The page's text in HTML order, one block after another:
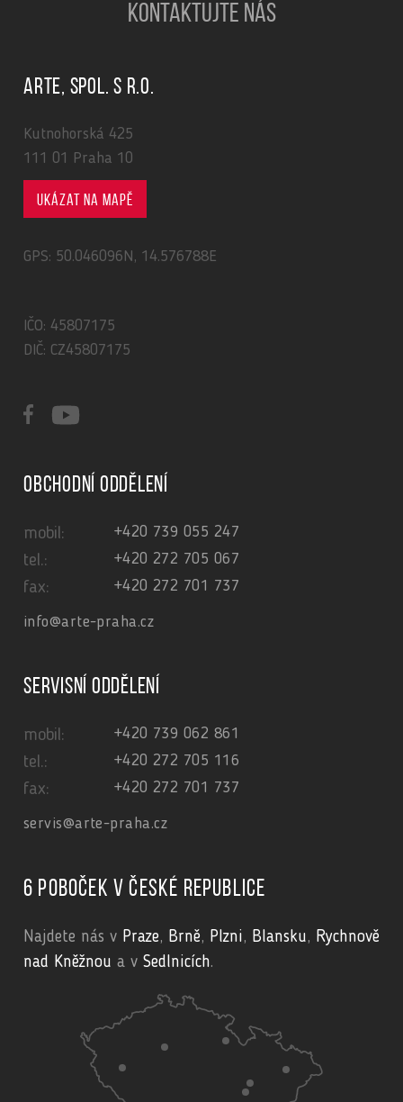
KONTAKTUJTE NÁS
ARTE, spol. s r.o.
Kutnohorská 425
111 01 Praha 10
Ukázat na mapě
GPS: 50.046096N, 14.576788E
IČO: 45807175
DIČ: CZ45807175
Obchodní oddělení
mobil: +420 739 055 247
tel.: +420 272 705 067
fax: +420 272 701 737
info@arte-praha.cz
Servisní oddělení
mobil: +420 739 062 861
tel.: +420 272 705 116
fax: +420 272 701 737
servis@arte-praha.cz
6 poboček v České republice
Najdete nás v Praze, Brně, Plzni, Blansku, Rychnově
nad Kněžnou a v Sedlnicích.